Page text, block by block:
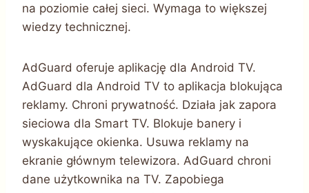
na poziomie całej sieci. Wymaga to większej
wiedzy technicznej.
AdGuard oferuje aplikację dla Android TV.
AdGuard dla Android TV to aplikacja blokująca
reklamy. Chroni prywatność. Działa jak zapora
sieciowa dla Smart TV. Blokuje banery i
wyskakujące okienka. Usuwa reklamy na
ekranie głównym telewizora. AdGuard chroni
dane użytkownika na TV. Zapobiega